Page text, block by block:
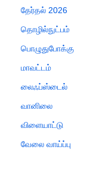
தேர்தல் 2026
தொழில்நுட்பம்
பொழுதுபோக்கு
மாவட்டம்
லைஃப்ஸ்டைல்
வானிலை
விளையாட்டு
வேலை வாய்ப்பு